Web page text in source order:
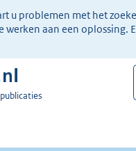
u problemen met het
werken aan een oplossing.